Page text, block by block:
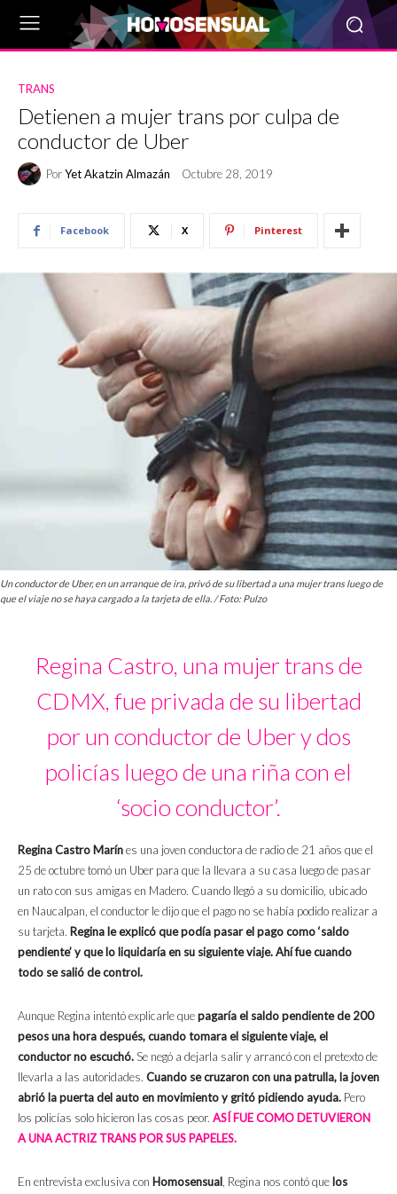
TRANS
Detienen a mujer trans por culpa de
conductor de Uber
PorYet Akatzin Almazán Octubre 28, 2019
Facebook X Pinterest
Un conductor de Uber, en un arranque de ira, privó de su libertad a una mujer trans luego de
que el viaje no se haya cargado a la tarjeta de ella. / Foto: Pulzo
Regina Castro, una mujer trans de
CDMX, fue privada de su libertad
por un conductor de Uber y dos
policías luego de una riña con el
‘socio conductor’.
Regina Castro Marínes una joven conductora de radio de 21 años que el
25 de octubre tomó un Uber para que la llevara a su casa luego de pasar
un rato con sus amigas en Madero. Cuando llegó a su domicilio, ubicado
en Naucalpan, el conductor le dijo que el pago no se había podido realizar a
su tarjeta. Regina le explicó que podía pasar el pago como ‘saldo
pendiente’ y que lo liquidaría en su siguiente viaje. Ahí fue cuando
todo se salió de control.
Aunque Regina intentó explicarle quepagaría el saldo pendiente de 200
pesos una hora después, cuando tomara el siguiente viaje, el
conductor no escuchó. Se negó a dejarla salir y arrancó con el pretexto de
llevarla a las autoridades. Cuando se cruzaron con una patrulla, la joven
abrió la puerta del auto en movimiento y gritó pidiendo ayuda. Pero
los policías solo hicieron las cosas peor. ASÍ FUE COMO DETUVIERON
A UNA ACTRIZ TRANS POR SUS PAPELES.
En entrevista exclusiva con Homosensual, Regina nos contó que los